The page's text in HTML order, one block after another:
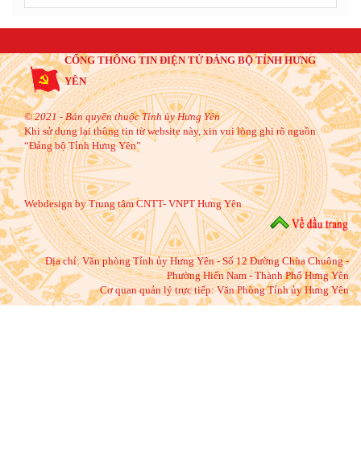
CỔNG THÔNG TIN ĐIỆN TỬ ĐẢNG BỘ TỈNH HƯNG
YÊN
© 2021 - Bản quyền thuộc Tỉnh ủy Hưng Yên
Khi sử dụng lại thông tin từ website này, xin vui lòng ghi rõ nguồn
“Đảng bộ Tỉnh Hưng Yên”
Webdesign by Trung tâm CNTT- VNPT Hưng Yên
Địa chỉ:Văn phòng Tỉnh ủy Hưng Yên - Số 12 Đường Chùa Chuông -
Phường Hiến Nam - Thành Phố Hưng Yên
Cơ quan quản lý trực tiếp: Văn Phòng Tỉnh ủy Hưng Yên